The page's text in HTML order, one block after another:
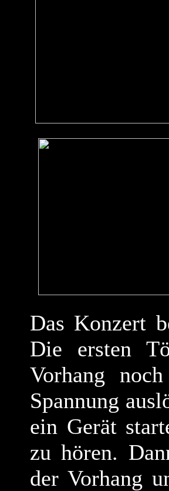
Das Konzert
Die ersten
Vorhang
Spannung
ein Gerät
zu hören.
der Vorhang